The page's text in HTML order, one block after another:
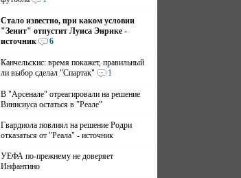
Стало известно, при каком условии
"Зенит" отпустит Луиса Энрике -
источник
6
Канчельскис: время покажет, правильный
ли выбор сделал "Спартак"
1
В "Арсенале" отреагировали на решение
Винисиуса остаться в "Реале"
Гвардиола повлиял на решение Родри
отказаться от "Реала" - источник
УЕФА по-прежнему не доверяет
Инфантино